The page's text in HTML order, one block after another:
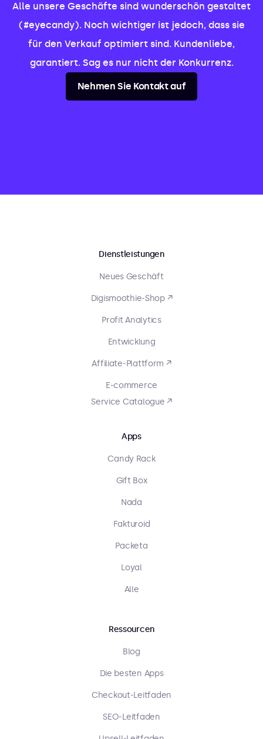
Alle unsere Geschäfte sind wunderschön gestaltet
(#eyecandy). Noch wichtiger ist jedoch, dass sie
für den Verkauf optimiert sind. Kundenliebe,
garantiert. Sag es nur nicht der Konkurrenz.
Nehmen Sie Kontakt auf
Dienstleistungen
Neues Geschäft
Digismoothie-Shop ↗
Profit Analytics
Entwicklung
Affiliate-Plattform ↗
E-commerce
Service Catalogue ↗
Apps
Candy Rack
Gift Box
Nada
Fakturoid
Packeta
Loyal
Alle
Ressourcen
Blog
Die besten Apps
Checkout-Leitfaden
SEO-Leitfaden